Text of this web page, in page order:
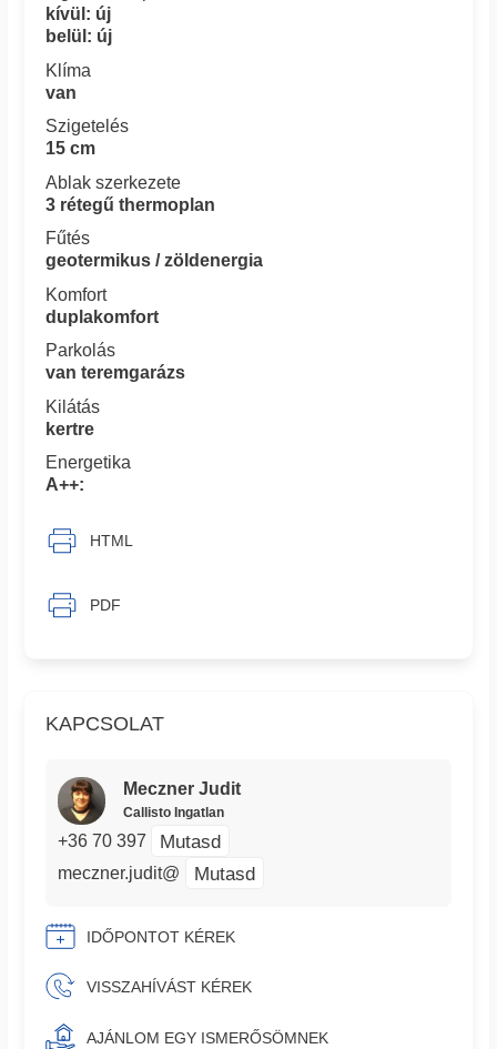
KAPCSOLAT
Meczner Judit
Callisto Ingatlan
+36 70 397 Mutasd
meczner.judit@ Mutasd
IDŐPONTOT KÉREK
VISSZAHÍVÁST KÉREK
AJÁNLOM EGY ISMERŐSÖMNEK
kívül: új
belül: új
Klíma
van
Szigetelés
15 cm
Ablak szerkezete
3 rétegű thermoplan
Fűtés
geotermikus / zöldenergia
Komfort
duplakomfort
Parkolás
van teremgarázs
Kilátás
kertre
Energetika
A++:
HTML
PDF